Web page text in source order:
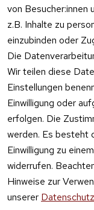
von Besucher:innen
z.B. Inhalte zu
einzubinden oder
Die
Wir teilen diese
Einstellungen
Einwilligung oder
erfolgen. Die
werden. Es besteht
Einwilligung zu
widerrufen.
Hinweise zur
unserer
Vertrag
widerrufen